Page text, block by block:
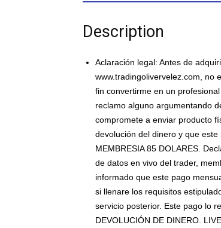
Description
Aclaración legal: Antes de
www.tradingolivervelez.com, no
fin convertirme en un
reclamo alguno argumentando
compromete a enviar producto
devolución del dinero y que
MEMBRESIA 85 DOLARES.
de datos en vivo del trader,
informado que este pago
si llenare los requisitos
servicio posterior. Este pago lo
DEVOLUCIÓN DE DINERO.